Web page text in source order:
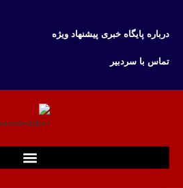
درباره پایگاه خبری پیشنهاد ویژه
تماس با سردبیر